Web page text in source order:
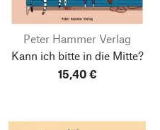
Peter Hammer Verlag
Kann ich bitte in die Mitte?
15,40 €